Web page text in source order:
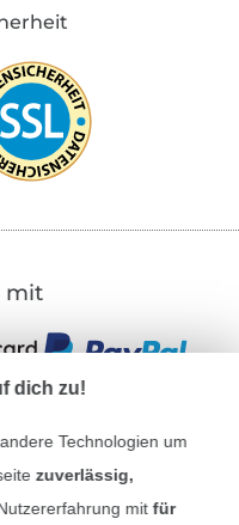
mit
dich zu!
Technologien um
zuverlässig,
mitfür